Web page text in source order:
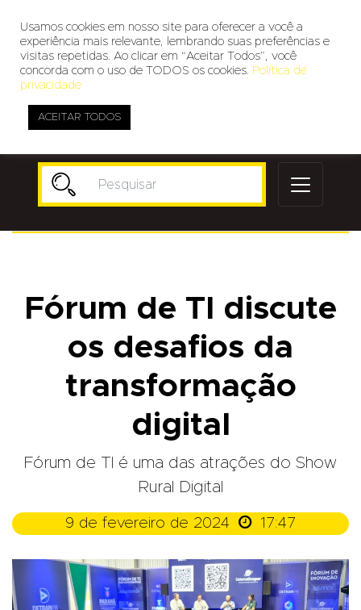
Fórum de TI discute
os desafios da
transformação
digital
Fórum de TI é uma das atrações do Show
Rural Digital
9 de fevereiro de 2024  17:47
Usamos cookies em nosso site para oferecer a você a
experiência mais relevante, lembrando suas preferências e
visitas repetidas. Ao clicar em “Aceitar Todos”, você
concorda com o uso de TODOS os cookies. Política de
privacidade
ACEITAR TODOS